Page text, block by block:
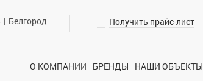
| Белгород Получить прайс-лист
О КОМПАНИИ БРЕНДЫ НАШИ ОБЪЕКТЫ